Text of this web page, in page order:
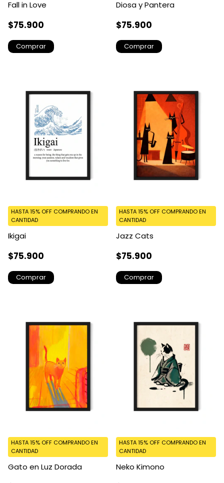
Fall in Love
$75.900
Comprar
Diosa y Pantera
$75.900
Comprar
Ikigai
$75.900
HASTA 15% OFF COMPRANDO EN
CANTIDAD
Comprar
Jazz Cats
$75.900
HASTA 15% OFF COMPRANDO EN
CANTIDAD
Comprar
Gato en Luz Dorada
HASTA 15% OFF COMPRANDO EN
CANTIDAD
Neko Kimono
HASTA 15% OFF COMPRANDO EN
CANTIDAD